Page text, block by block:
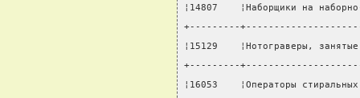
¦14807    ¦Наборщики на
+---------
¦15129    ¦Нотограверы,
+---------
¦16053    ¦Операторы